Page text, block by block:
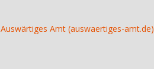
Amt (auswaertiges-amt.de)